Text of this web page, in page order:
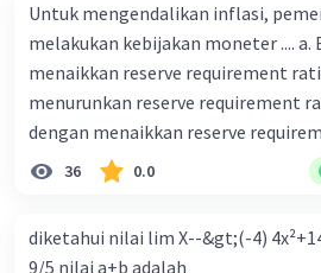
Untuk mengendalikan inflasi,
melakukan kebijakan moneter .... a.
menaikkan reserve requirement
menurunkan reserve requirement
dengan menaikkan reserve
dengan menurunkan reserve
Ekspansif dengan menaikkan tingkat
ceteris paribus maka .... a.
36 0.0
diketahui nilai lim X--&gt;(-4)
9/5 nilai a+b adalah